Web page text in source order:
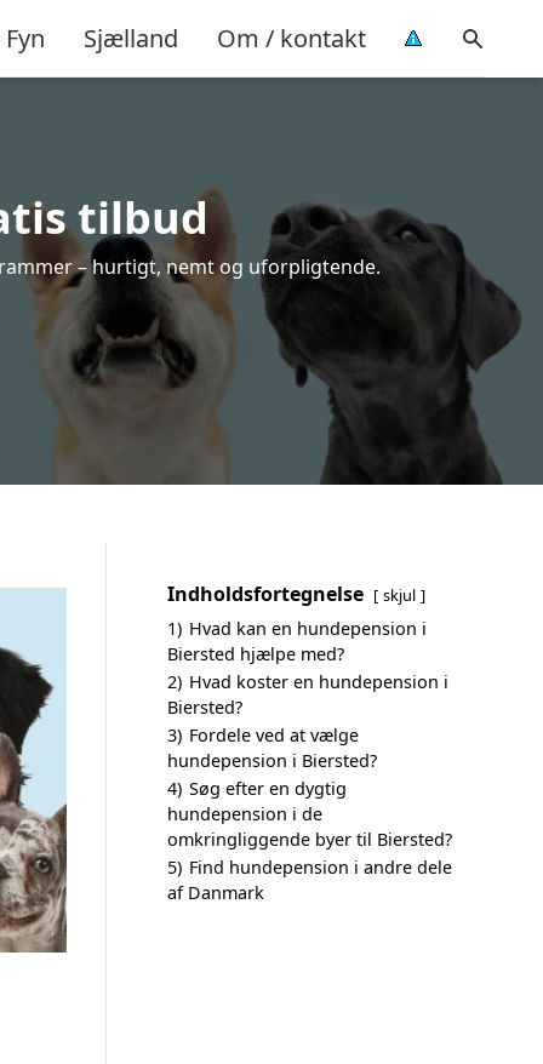
Fyn Sjælland Om / kontakt
tilbud
– hurtigt, nemt og uforpligtende.
Indholdsfortegnelse skjul
1) Hvad kan en hundepension i
Biersted hjælpe med?
2) Hvad koster en hundepension i
Biersted?
3) Fordele ved at vælge
hundepension i Biersted?
4) Søg efter en dygtig
hundepension i de
omkringliggende byer til Biersted?
5) Find hundepension i andre dele
af Danmark